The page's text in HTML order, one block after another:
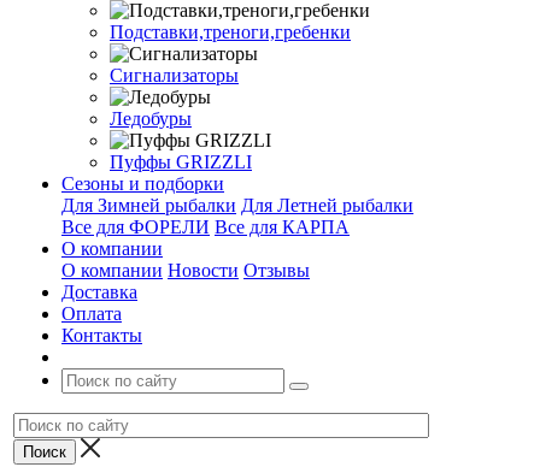
Подставки,треноги,гребенки
Сигнализаторы
Ледобуры
Пуффы GRIZZLI
Сезоны и подборки
Для Зимней рыбалки Для Летней рыбалки
Все для ФОРЕЛИ Все для КАРПА
О компании
О компании Новости Отзывы
Доставка
Оплата
Контакты